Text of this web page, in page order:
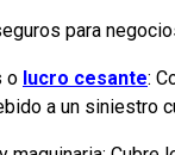
para
o lucro cesante:
a un siniestro